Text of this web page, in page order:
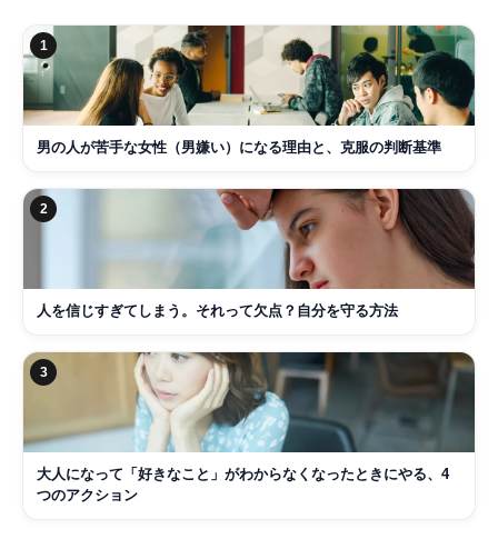
1
男の人が苦手な女性（男嫌い）になる理由と、克服の判断基準
2
人を信じすぎてしまう。それって欠点？自分を守る方法
3
大人になって「好きなこと」がわからなくなったときにやる、4
つのアクション